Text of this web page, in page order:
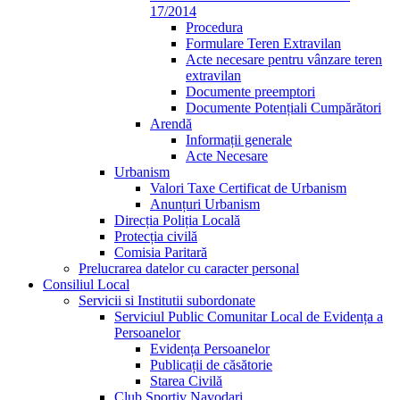
17/2014
Procedura
Formulare Teren Extravilan
Acte necesare pentru vânzare teren
extravilan
Documente preemptori
Documente Potențiali Cumpărători
Arendă
Informații generale
Acte Necesare
Urbanism
Valori Taxe Certificat de Urbanism
Anunțuri Urbanism
Direcția Poliția Locală
Protecția civilă
Comisia Paritară
Prelucrarea datelor cu caracter personal
Consiliul Local
Servicii si Institutii subordonate
Serviciul Public Comunitar Local de Evidența a
Persoanelor
Evidența Persoanelor
Publicații de căsătorie
Starea Civilă
Club Sportiv Navodari